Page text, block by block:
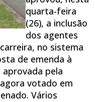
quarta-feira
(26), a inclusão
dos agentes
no sistema
de emenda à
aprovada pela
votado em
Vários